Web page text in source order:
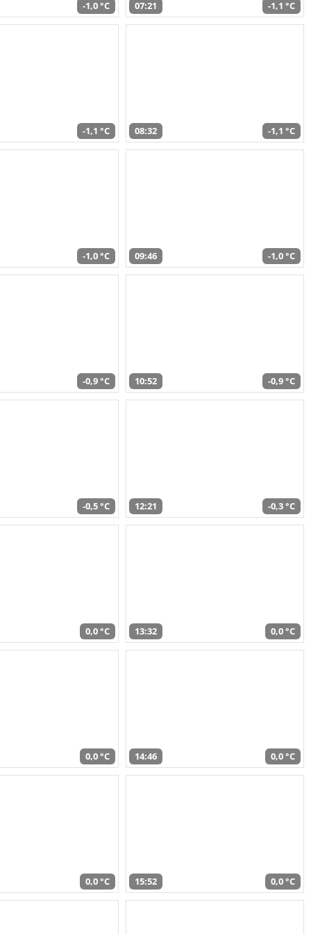
-1,0 °C 07:21 -1,1 °C
-1,1 °C 08:32 -1,1 °C
-1,0 °C 09:46 -1,0 °C
-0,9 °C 10:52 -0,9 °C
-0,5 °C 12:21 -0,3 °C
0,0 °C 13:32 0,0 °C
0,0 °C 14:46 0,0 °C
0,0 °C 15:52 0,0 °C